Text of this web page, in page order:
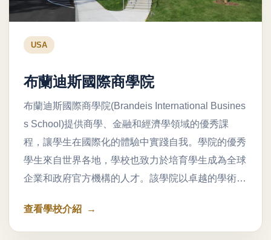
USA
布蘭迪斯國際商學院
布蘭迪斯國際商學院(Brandeis International Busines
s School)提供商學、金融和經濟學領域的優秀課
程，讓學生在國際化的體驗中實踐自我。學院的優秀
學生來自世界各地，學校也致力於培育學生成為全球
企業和政府官方機構的人才。該學院以卓越的學術…
查看學校介紹